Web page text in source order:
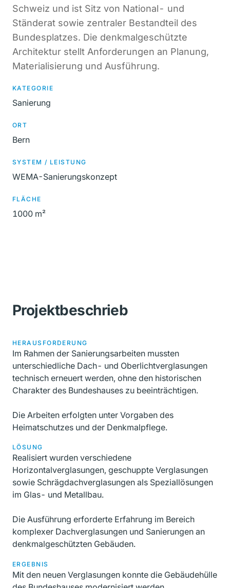
Schweiz und ist Sitz von National- und
Ständerat sowie zentraler Bestandteil des
Bundesplatzes. Die denkmalgeschützte
Architektur stellt Anforderungen an Planung,
Materialisierung und Ausführung.
KATEGORIE
Sanierung
ORT
Bern
SYSTEM / LEISTUNG
WEMA-Sanierungskonzept
FLÄCHE
1000 m²
Projektbeschrieb
HERAUSFORDERUNG
Im Rahmen der Sanierungsarbeiten mussten
unterschiedliche Dach- und Oberlichtverglasungen
technisch erneuert werden, ohne den historischen
Charakter des Bundeshauses zu beeinträchtigen.
Die Arbeiten erfolgten unter Vorgaben des
Heimatschutzes und der Denkmalpflege.
LÖSUNG
Realisiert wurden verschiedene
Horizontalverglasungen, geschuppte Verglasungen
sowie Schrägdachverglasungen als Speziallösungen
im Glas- und Metallbau.
Die Ausführung erforderte Erfahrung im Bereich
komplexer Dachverglasungen und Sanierungen an
denkmalgeschützten Gebäuden.
ERGEBNIS
Mit den neuen Verglasungen konnte die Gebäudehülle